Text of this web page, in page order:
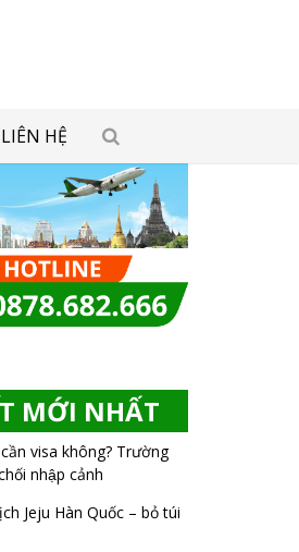
LIÊN HỆ
MỚI NHẤT
visa không? Trường
nhập cảnh
Jeju Hàn Quốc – bỏ túi